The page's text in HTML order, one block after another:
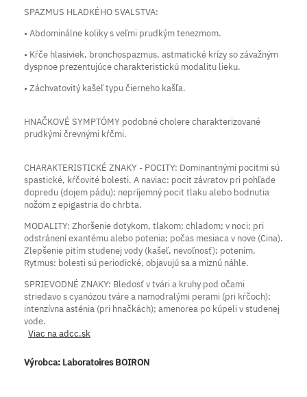
SPAZMUS HLADKÉHO SVALSTVA:
• Abdominálne koliky s veľmi prudkým tenezmom.
• Kŕče hlasiviek, bronchospazmus, astmatické krízy so závažným
dyspnoe prezentujúce charakteristickú modalitu lieku.
• Záchvatovitý kašeľ typu čierneho kašľa.
HNAČKOVÉ SYMPTÓMY podobné cholere charakterizované
prudkými črevnými kŕčmi.
CHARAKTERISTICKÉ ZNAKY - POCITY: Dominantnými pocitmi sú
spastické, kŕčovité bolesti. A naviac: pocit závratov pri pohľade
dopredu (dojem pádu); nepríjemný pocit tlaku alebo bodnutia
nožom z epigastria do chrbta.
MODALITY: Zhoršenie dotykom, tlakom; chladom; v noci; pri
odstránení exantému alebo potenia; počas mesiaca v nove (Cina).
Zlepšenie pitím studenej vody (kašeľ, nevoľnosť); potením.
Rytmus: bolesti sú periodické, objavujú sa a miznú náhle.
SPRIEVODNÉ ZNAKY: Bledosť v tvári a kruhy pod očami
striedavo s cyanózou tváre a namodralými perami (pri kŕčoch);
intenzívna asténia (pri hnačkách); amenorea po kúpeli v studenej
vode.
Viac na adcc.sk
Výrobca: Laboratoires BOIRON